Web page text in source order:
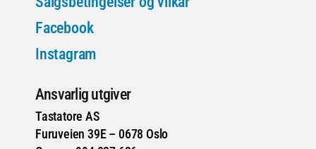
Facebook
Instagram
Ansvarlig utgiver
Tastatore AS
Furuveien 39E – 0678 Oslo